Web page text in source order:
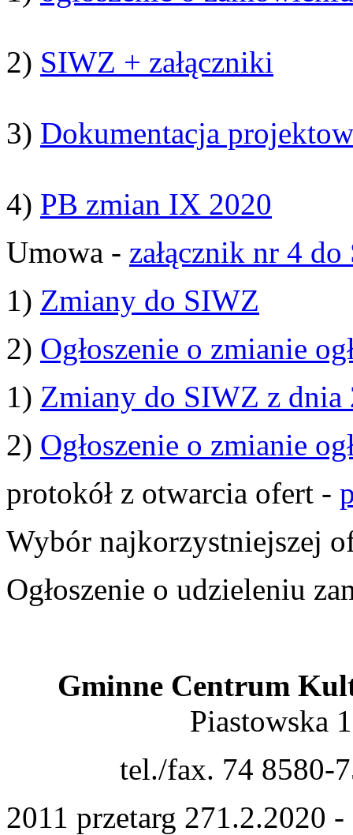
2) SIWZ + załączniki
3) Dokumentacja
4) PB zmian IX 2020
Umowa - załącznik nr 4
1) Zmiany do SIWZ
2) Ogłoszenie o zmianie
1) Zmiany do SIWZ z dnia
2) Ogłoszenie o zmianie
protokół z otwarcia ofert -
Wybór najkorzystniejszej
Ogłoszenie o udzieleniu
Gminne Centrum
Piastowska
tel./fax. 74 8580-
2011 przetarg 271.2.2020